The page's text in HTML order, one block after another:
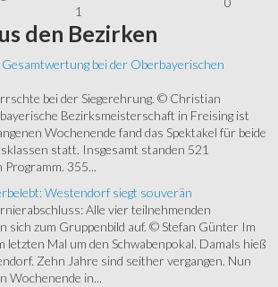
1
den Bezirken
bei der Oberbayerischen
bei der Siegerehrung. © Christian
Bezirksmeisterschaft in Freising ist
Wochenende fand das Spektakel für beide
statt. Insgesamt standen 521
Programm. 355...
Westendorf siegt souverän
Alle vier teilnehmenden
sich zum Gruppenbild auf. © Stefan Günter Im
letzten Mal um den Schwabenpokal. Damals hieß
Zehn Jahre sind seither vergangen. Nun
Wochenende in...